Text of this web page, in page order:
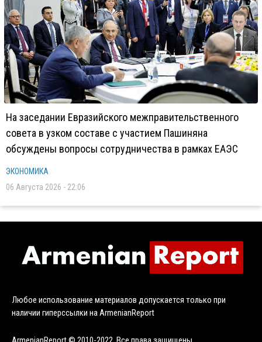
На заседании Евразийского межправительственного
совета в узком составе с участием Пашиняна
обсуждены вопросы сотрудничества в рамках ЕАЭС
ЭКОНОМИКА
06 Августа 2026 - 22:06
Любое использование материалов допускается только при
наличии гиперссылки на ArmenianReport